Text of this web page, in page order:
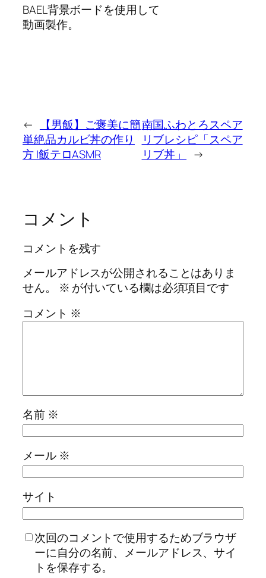
BAEL背景ボードを使用して
動画製作。
←
【男飯】ご褒美に簡
単絶品カルビ丼の作り
方 |飯テロASMR
南国ふわとろスペア
リブレシピ「スペア
リブ丼」
→
コメント
コメントを残す
メールアドレスが公開されることはありま
せん。
※ が付いている欄は必須項目です
コメント ※
名前 ※
メール ※
サイト
次回のコメントで使用するためブラウザ
ーに自分の名前、メールアドレス、サイ
トを保存する。